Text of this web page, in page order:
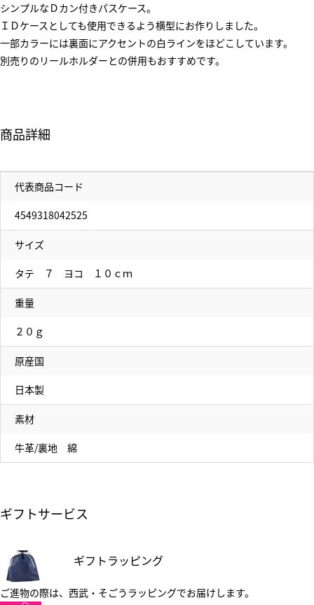
シンプルなＤカン付きパスケース。
ＩＤケースとしても使用できるよう横型にお作りしました。
一部カラーには裏面にアクセントの白ラインをほどこしています。
別売りのリールホルダーとの併用もおすすめです。
商品詳細
代表商品コード
4549318042525
サイズ
タテ ７ ヨコ １０ｃｍ
重量
２０ｇ
原産国
日本製
素材
牛革/裏地 綿
ギフトサービス
ギフトラッピング
ご進物の際は、西武・そごうラッピングでお届けします。